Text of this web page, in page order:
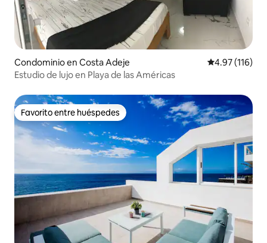
Condominio en Costa Adeje Calificación
4.97 (116)
Estudio de lujo en Playa de las Américas
Favorito entre huéspedes
Favorito entre huéspedes